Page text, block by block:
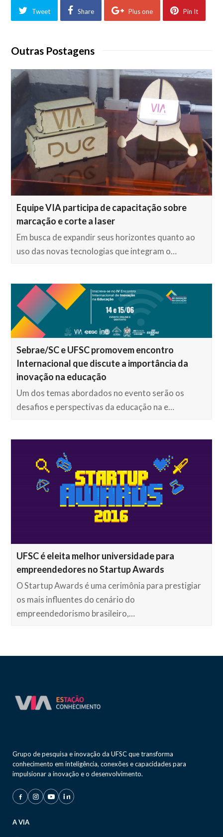
Tweet Share Plus one Pin It
Outras Postagens
Equipe VIA participa de capacitação sobre
marcação e corte a laser
Em busca de expandir seus horizontes quanto ao
uso das novas tecnologias que integram o…
Sebrae/SC e UFSC promovem encontro
Internacional que discute a importância da
inovação na educação
Um dos temas abordados no evento serão os
desafios e perspectivas da educação na e…
UFSC é eleita melhor universidade para
empreendedores no Startup Awards
O Startup Awards é uma cerimônia para prestigiar
os mais influentes do cenário do
empreendedorismo brasileiro,…
Grupo de pesquisa e inovação da UFSC que transforma
conhecimento em inteligência, conexões e capacidades para
impulsionar a inovação e o desenvolvimento.
A VIA